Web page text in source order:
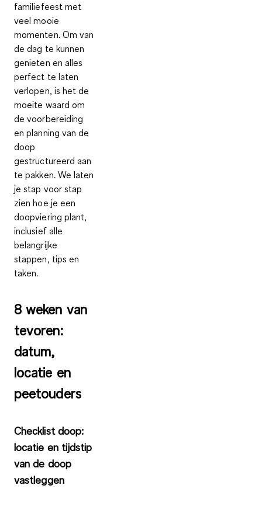
familiefeest met
veel mooie
momenten. Om van
de dag te kunnen
genieten en alles
perfect te laten
verlopen, is het de
moeite waard om
de voorbereiding
en planning van de
doop
gestructureerd aan
te pakken. We laten
je stap voor stap
zien hoe je een
doopviering plant,
inclusief alle
belangrijke
stappen, tips en
taken.
8 weken van
tevoren:
datum,
locatie en
peetouders
Checklist doop:
locatie en tijdstip
van de doop
vastleggen